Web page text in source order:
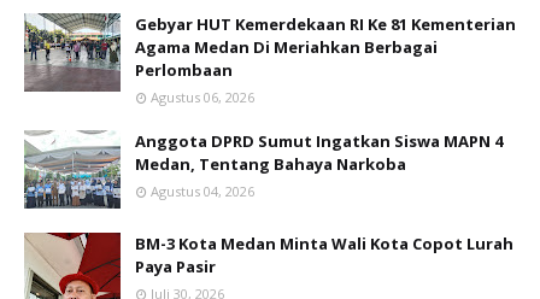
Gebyar HUT Kemerdekaan RI Ke 81 Kementerian
Agama Medan Di Meriahkan Berbagai
Perlombaan
Agustus 06, 2026
Anggota DPRD Sumut Ingatkan Siswa MAPN 4
Medan, Tentang Bahaya Narkoba
Agustus 04, 2026
BM-3 Kota Medan Minta Wali Kota Copot Lurah
Paya Pasir
Juli 30, 2026